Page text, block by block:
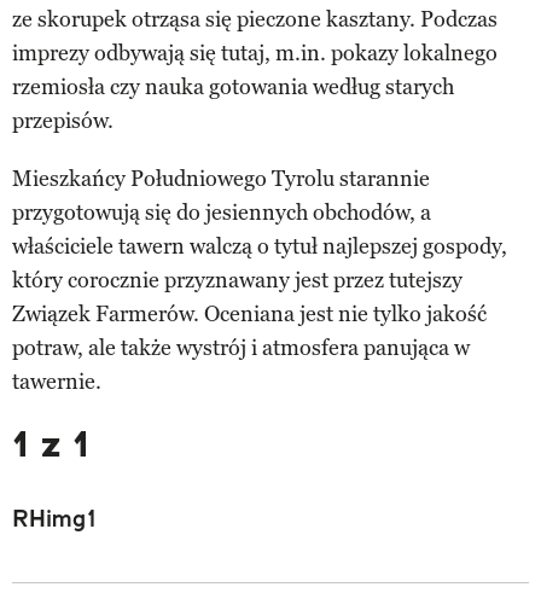
ze skorupek otrząsa się pieczone kasztany. Podczas
imprezy odbywają się tutaj, m.in. pokazy lokalnego
rzemiosła czy nauka gotowania według starych
przepisów.
Mieszkańcy Południowego Tyrolu starannie
przygotowują się do jesiennych obchodów, a
właściciele tawern walczą o tytuł najlepszej gospody,
który corocznie przyznawany jest przez tutejszy
Związek Farmerów. Oceniana jest nie tylko jakość
potraw, ale także wystrój i atmosfera panująca w
tawernie.
1 z 1
RHimg1